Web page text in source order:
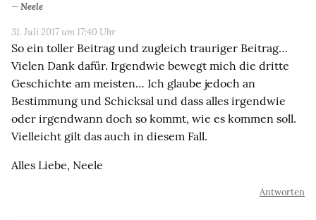
Neele
31. Juli 2017 um 17:40 Uhr
So ein toller Beitrag und zugleich trauriger Beitrag…
Vielen Dank dafür. Irgendwie bewegt mich die dritte
Geschichte am meisten… Ich glaube jedoch an
Bestimmung und Schicksal und dass alles irgendwie
oder irgendwann doch so kommt, wie es kommen soll.
Vielleicht gilt das auch in diesem Fall.
Alles Liebe, Neele
Antworten